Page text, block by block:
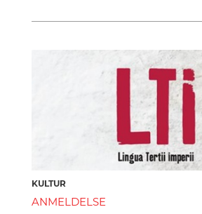
KULTUR
ANMELDELSE